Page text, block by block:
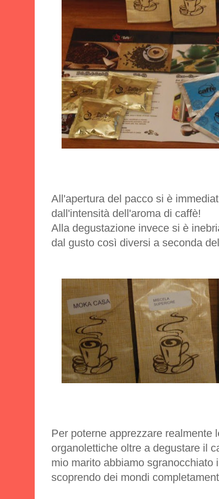
All'apertura del pacco si è
dall'intensità dell'aroma di caffè!
Alla degustazione invece si è
dal gusto così diversi a seconda
Per poterne apprezzare realmente
organolettiche oltre a degustare il
mio marito abbiamo sgranocchiato
scoprendo dei mondi